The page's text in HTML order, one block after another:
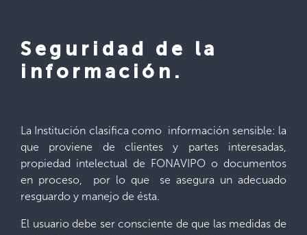
Seguridad de la
información.
La Institución clasifica como información sensible: la
que proviene de clientes y partes interesadas,
propiedad intelectual de FONAVIPO o documentos
en proceso, por lo que se asegura un adecuado
resguardo y manejo de ésta.
El usuario debe ser consciente de que las medidas de